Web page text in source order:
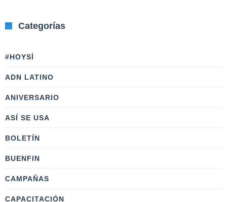
Categorías
#HOYSÍ
ADN LATINO
ANIVERSARIO
ASÍ SE USA
BOLETÍN
BUENFIN
CAMPAÑAS
CAPACITACIÓN